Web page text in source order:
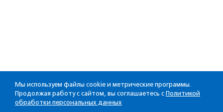
Мы используем файлы cookie и метрические программы.
Продолжая работу с сайтом, вы соглашаетесь с Политикой
обработки персональных данных